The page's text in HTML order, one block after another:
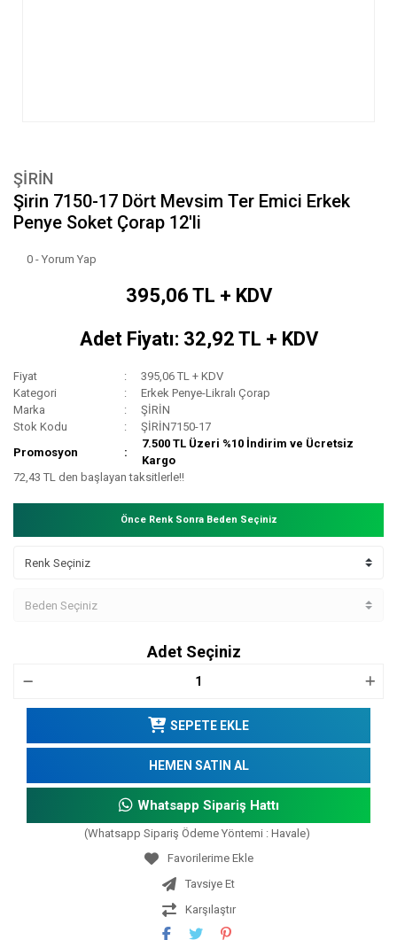
ŞİRİN
Şirin 7150-17 Dört Mevsim Ter Emici Erkek
Penye Soket Çorap 12'li
0 - Yorum Yap
395,06 TL + KDV
Adet Fiyatı: 32,92 TL + KDV
Fiyat
395,06 TL + KDV
Kategori
Erkek Penye-Likralı Çorap
Marka
ŞİRİN
Stok Kodu
ŞİRİN7150-17
Promosyon
7.500 TL Üzeri %10 İndirim ve Ücretsiz
Kargo
72,43 TL den başlayan taksitlerle!!
Önce Renk Sonra Beden Seçiniz
Adet Seçiniz
SEPETE EKLE
HEMEN SATIN AL
Whatsapp Sipariş Hattı
(Whatsapp Sipariş Ödeme Yöntemi : Havale)
Tavsiye Et
Karşılaştır